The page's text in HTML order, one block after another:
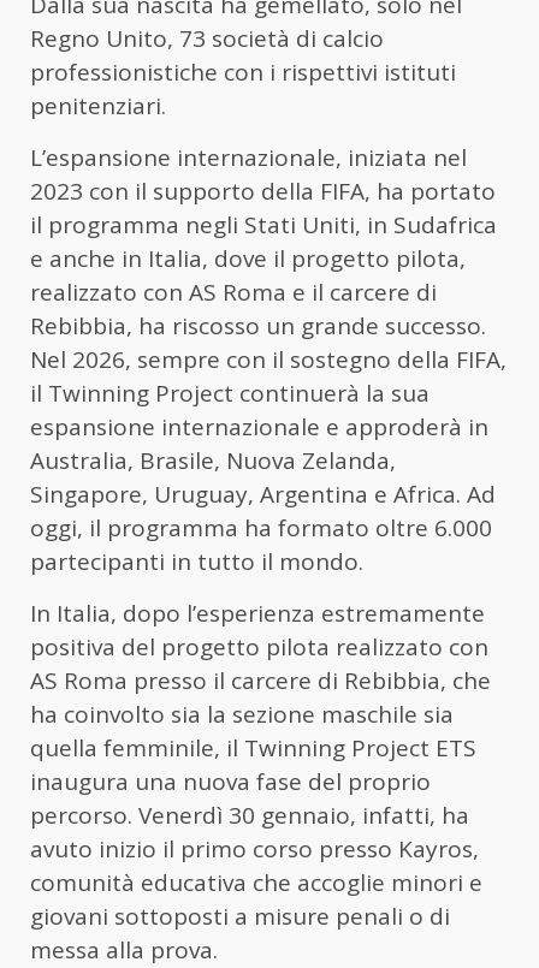
Regno Unito, 73 società di calcio
professionistiche con i rispettivi istituti
penitenziari.
L’espansione internazionale, iniziata nel
2023 con il supporto della FIFA, ha portato
il programma negli Stati Uniti, in Sudafrica
e anche in Italia, dove il progetto pilota,
realizzato con AS Roma e il carcere di
Rebibbia, ha riscosso un grande successo.
Nel 2026, sempre con il sostegno della FIFA,
il Twinning Project continuerà la sua
espansione internazionale e approderà in
Australia, Brasile, Nuova Zelanda,
Singapore, Uruguay, Argentina e Africa. Ad
oggi, il programma ha formato oltre 6.000
partecipanti in tutto il mondo.
In Italia, dopo l’esperienza estremamente
positiva del progetto pilota realizzato con
AS Roma presso il carcere di Rebibbia, che
ha coinvolto sia la sezione maschile sia
quella femminile, il Twinning Project ETS
inaugura una nuova fase del proprio
percorso. Venerdì 30 gennaio, infatti, ha
avuto inizio il primo corso presso Kayros,
comunità educativa che accoglie minori e
giovani sottoposti a misure penali o di
messa alla prova.